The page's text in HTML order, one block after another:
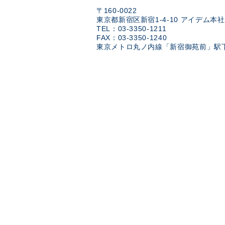
〒160-0022
東京都新宿区新宿1-4-10 アイデム本
TEL：03-3350-1211
FAX：03-3350-1240
東京メトロ丸ノ内線「新宿御苑前」駅